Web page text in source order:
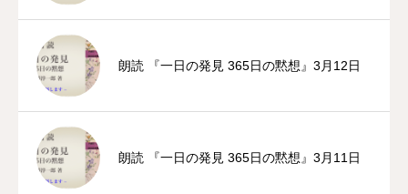
朗読 『一日の発見 365日の黙想』3月12日
朗読 『一日の発見 365日の黙想』3月11日